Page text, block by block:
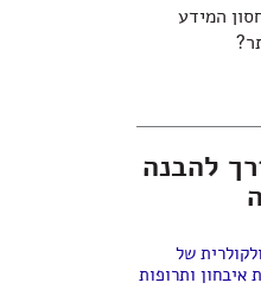
המידע
להבנה
של
איבחון ותרופות